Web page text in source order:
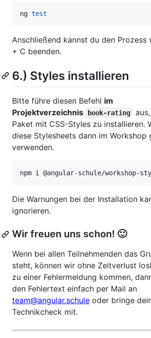
ng test
Anschließend kannst du den Prozess
+ C beenden.
6.) Styles installieren
Bitte führe diesen Befehl im
Projektverzeichnis
book-rating
Paket mit CSS-Styles zu installieren.
diese Stylesheets dann im Workshop
verwenden.
npm i @angular-schule/workshop-
Die Warnungen bei der Installation
ignorieren.
Wir freuen uns schon! 🙂
Wenn bei allen Teilnehmenden das
steht, können wir ohne Zeitverlust
zu einer Fehlermeldung kommen,
den Fehlertext einfach per Mail an
team@angular.schule oder bringe
Technikcheck mit.